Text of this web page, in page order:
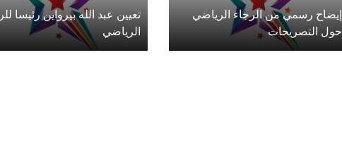
إيضاح رسمي من الرجاء الرياضي
حول التصريحات
تعيين عبد الله بيرواين رئيسا
الرياضي